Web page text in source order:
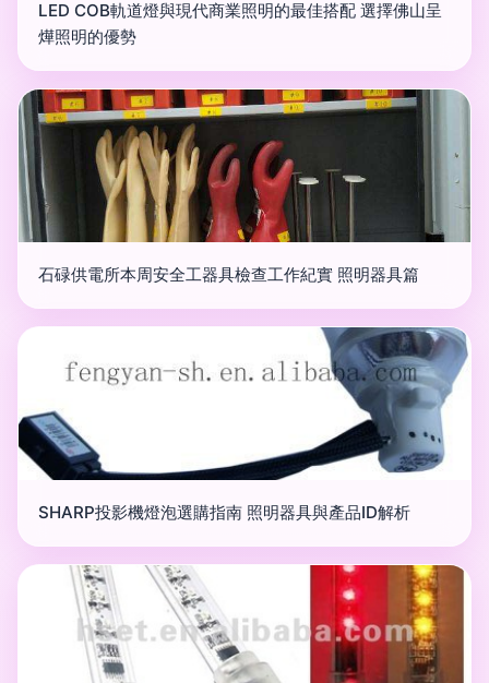
LED COB軌道燈與現代商業照明的最佳搭配 選擇佛山呈
燁照明的優勢
石碌供電所本周安全工器具檢查工作紀實 照明器具篇
SHARP投影機燈泡選購指南 照明器具與產品ID解析